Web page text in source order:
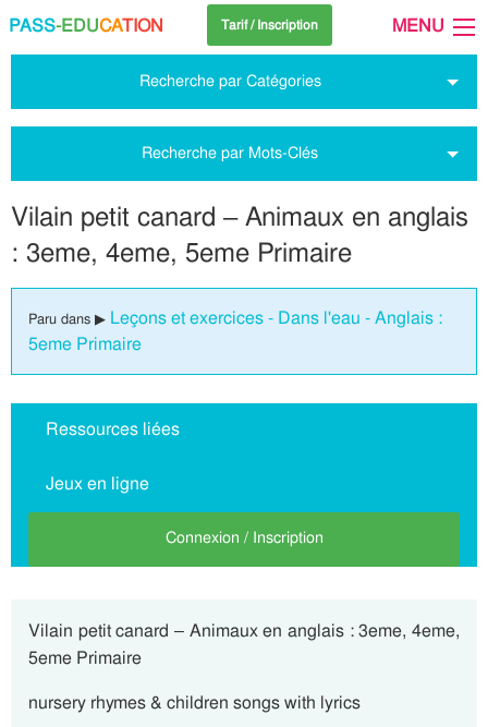
PASS-EDUCATION Tarif / Inscription MENU
Recherche par Catégories
Recherche par Mots-Clés
Vilain petit canard – Animaux en anglais
: 3eme, 4eme, 5eme Primaire
Paru dans ▶ Leçons et exercices - Dans l'eau - Anglais :
5eme Primaire
Ressources liées
Jeux en ligne
Connexion / Inscription
Vilain petit canard – Animaux en anglais : 3eme, 4eme,
5eme Primaire
nursery rhymes & children songs with lyrics